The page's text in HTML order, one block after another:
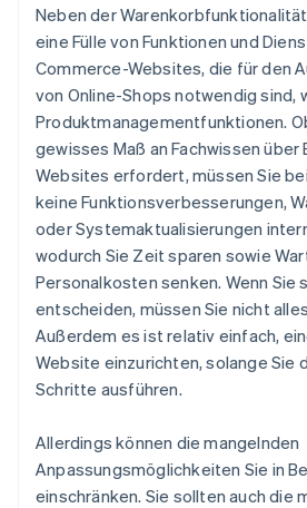
Neben der
eine Fülle von Funktionen und
Commerce-Websites, die für den
von Online-Shops notwendig sind,
Produktmanagementfunktionen.
gewisses Maß an Fachwissen über
Websites erfordert, müssen Sie
keine Funktionsverbesserungen,
oder Systemaktualisierungen
wodurch Sie Zeit sparen sowie
Personalkosten senken. Wenn Sie
entscheiden, müssen Sie nicht
Außerdem es ist relativ einfach,
Website einzurichten, solange Sie
Schritte ausführen.
Allerdings können die mangelnden
Anpassungsmöglichkeiten Sie in
einschränken. Sie sollten auch die